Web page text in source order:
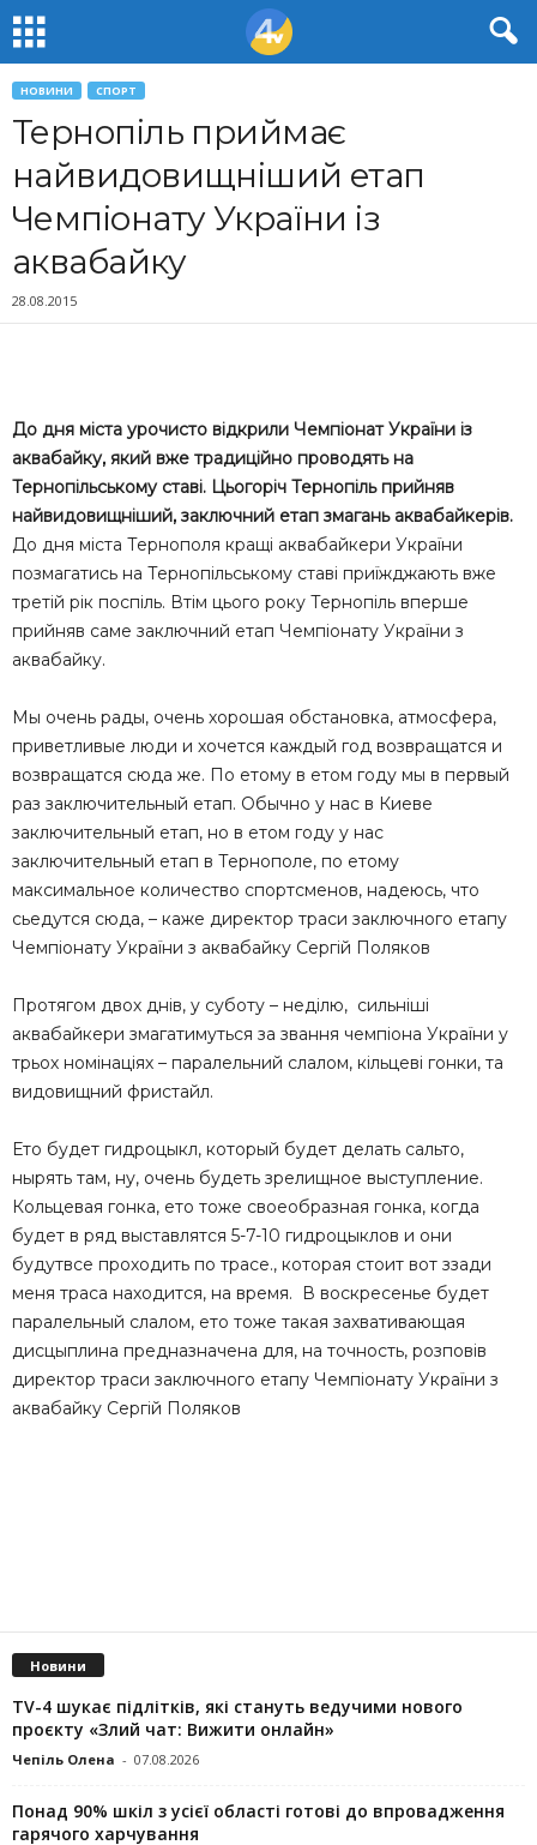
НОВИНИ СПОРТ
Тернопіль приймає
найвидовищніший етап
Чемпіонату України із
аквабайку
28.08.2015
До дня міста урочисто відкрили Чемпіонат України із
аквабайку, який вже традиційно проводять на
Тернопільському ставі. Цьогоріч Тернопіль прийняв
найвидовищніший, заключний етап змагань аквабайкерів.
До дня міста Тернополя кращі аквабайкери України
позмагатись на Тернопільському ставі приїжджають вже
третій рік поспіль. Втім цього року Тернопіль вперше
прийняв саме заключний етап Чемпіонату України з
аквабайку.
Мы очень рады, очень хорошая обстановка, атмосфера,
приветливые люди и хочется каждый год возвращатся и
возвращатся сюда же. По етому в етом году мы в первый
раз заключительный етап. Обычно у нас в Киеве
заключительный етап, но в етом году у нас
заключительный етап в Тернополе, по етому
максимальное количество спортсменов, надеюсь, что
сьедутся сюда, – каже директор траси заключного етапу
Чемпіонату України з аквабайку Сергій Поляков
Протягом двох днів, у суботу – неділю, сильніші
аквабайкери змагатимуться за звання чемпіона України у
трьох номінаціях – паралельний слалом, кільцеві гонки, та
видовищний фристайл.
Ето будет гидроцыкл, который будет делать сальто,
нырять там, ну, очень будеть зрелищное выступление.
Кольцевая гонка, ето тоже своеобразная гонка, когда
будет в ряд выставлятся 5-7-10 гидроцыклов и они
будутвсе проходить по трасе., которая стоит вот ззади
меня траса находится, на время. В воскресенье будет
паралельный слалом, ето тоже такая захвативающая
дисцыплина предназначена для, на точность, розповів
директор траси заключного етапу Чемпіонату України з
аквабайку Сергій Поляков
Новини
TV-4 шукає підлітків, які стануть ведучими нового
проєкту «Злий чат: Вижити онлайн»
Чепіль Олена - 07.08.2026
Понад 90% шкіл з усієї області готові до впровадження
гарячого харчування